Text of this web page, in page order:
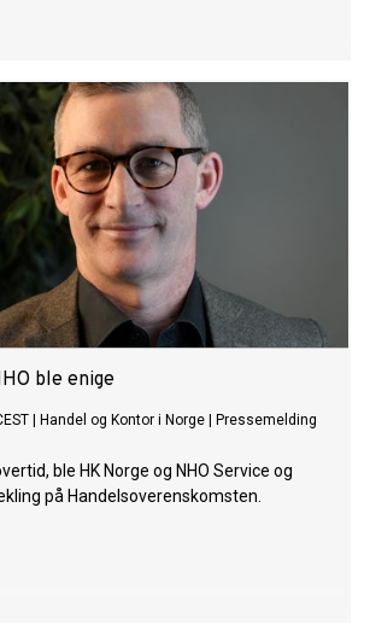
ble enige
Handel og Kontor i Norge Pressemelding
ble HK Norge og NHO Service og
på Handelsoverenskomsten.